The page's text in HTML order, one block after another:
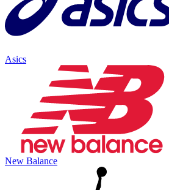
Asics
New Balance